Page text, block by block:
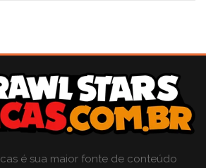
é sua maior fonte de conteúdo